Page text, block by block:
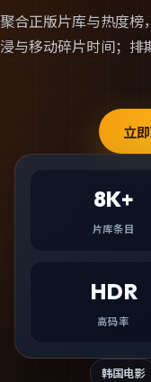
聚合正版片库与热度榜，
浸与移动碎片时间；排
立
8K+
片库条目
HDR
高码率
韩国电影